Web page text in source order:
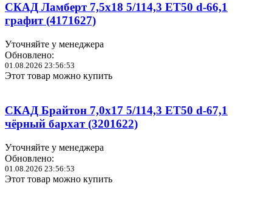
СКАД Ламберт 7,5x18 5/114,3 ET50 d-66,1
графит (4171627)
Уточняйте у менеджера
Обновлено:
01.08.2026 23:56:53
Этот товар можно купить
СКАД Брайтон 7,0x17 5/114,3 ET50 d-67,1
чёрный бархат (3201622)
Уточняйте у менеджера
Обновлено:
01.08.2026 23:56:53
Этот товар можно купить